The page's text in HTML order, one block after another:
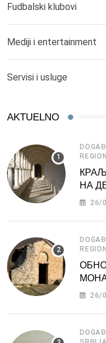
Fudbalski klubovi
Mediji i entertainment
Servisi i usluge
AKTUELNO
REGION
НА
26/
REGION
26/